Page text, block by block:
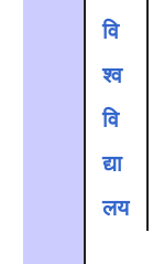
वि
श्व
वि
द्या
लय